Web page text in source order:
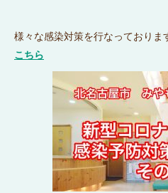
様々な感染対策を行なっておりま
こちら